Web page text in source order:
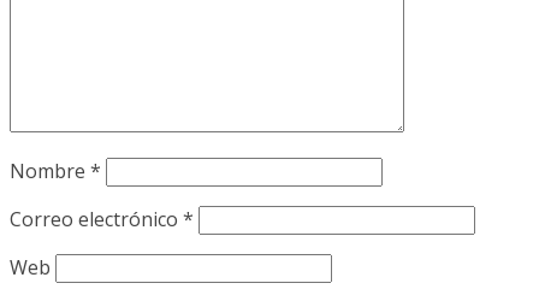
Nombre *
Correo electrónico *
Web